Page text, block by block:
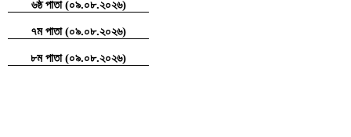
৬ষ্ঠ পাতা (০৯.০৮.২০২৬)
৭ম পাতা (০৯.০৮.২০২৬)
৮ম পাতা (০৯.০৮.২০২৬)